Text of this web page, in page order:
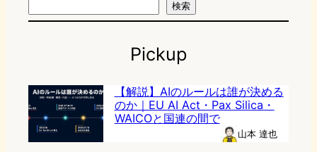
検索
Pickup
【解説】AIのルールは誰が決める
のか｜EU AI Act・Pax Silica・
WAICOと国連の間で
山本 達也